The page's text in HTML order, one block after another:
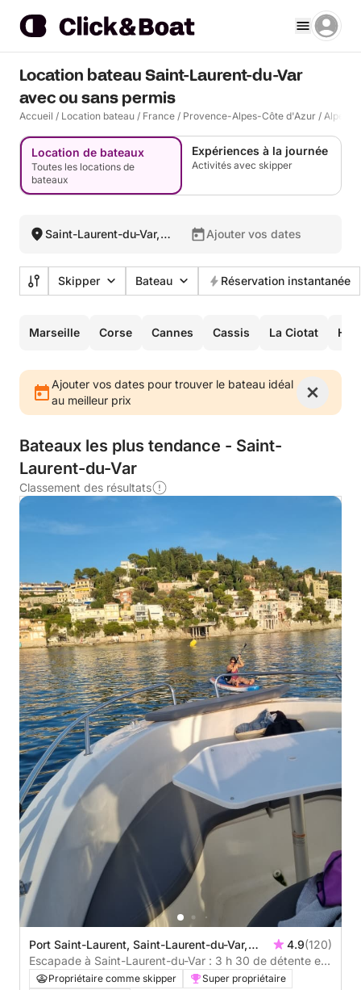
Location bateau Saint-Laurent-du-Var
avec ou sans permis
Accueil / Location bateau / France / Provence-Alpes-Côte d'Azur / Alpes-
Location de bateaux
Toutes les locations de
bateaux
Expériences à la journée
Activités avec skipper
Saint-Laurent-du-Var,
Ajouter vos dates
Skipper Bateau Réservation instantanée
Marseille Corse Cannes Cassis La Ciotat
Ajouter vos dates pour trouver le bateau idéal
au meilleur prix
Bateaux les plus tendance - Saint-
Laurent-du-Var
Classement des résultats
Port Saint-Laurent, Saint-Laurent-du-Var,
France
4.9(120)
Escapade à Saint-Laurent-du-Var : 3 h 30 de détente en
bateau à moteur
Propriétaire comme skipper
Super propriétaire